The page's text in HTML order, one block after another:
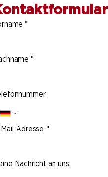
*
*
Adresse *
Nachricht an uns: